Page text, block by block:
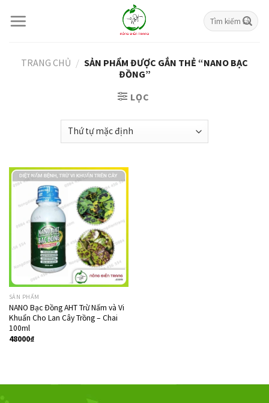
Tìm
kiếm:
TRANG CHỦ / SẢN PHẨM ĐƯỢC GẮN THẺ “NANO BẠC
ĐỒNG”
LỌC
SẢN PHẨM
NANO Bạc Đồng AHT Trừ Nấm và Vi
Khuẩn Cho Lan Cây Trồng – Chai
100ml
48000₫